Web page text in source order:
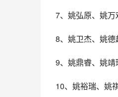
7、姚弘原、姚
8、姚卫杰、姚
9、姚鼎睿、姚
10、姚裕瑞、姚